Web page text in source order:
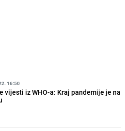
16:50
vijesti iz WHO-a: Kraj pandemije je na